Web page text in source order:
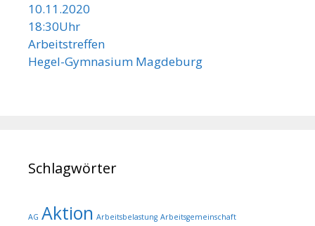
10.11.2020
18:30Uhr
Arbeitstreffen
Hegel-Gymnasium Magdeburg
Schlagwörter
AG Aktion Arbeitsbelastung Arbeitsgemeinschaft